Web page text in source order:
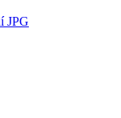
JPG